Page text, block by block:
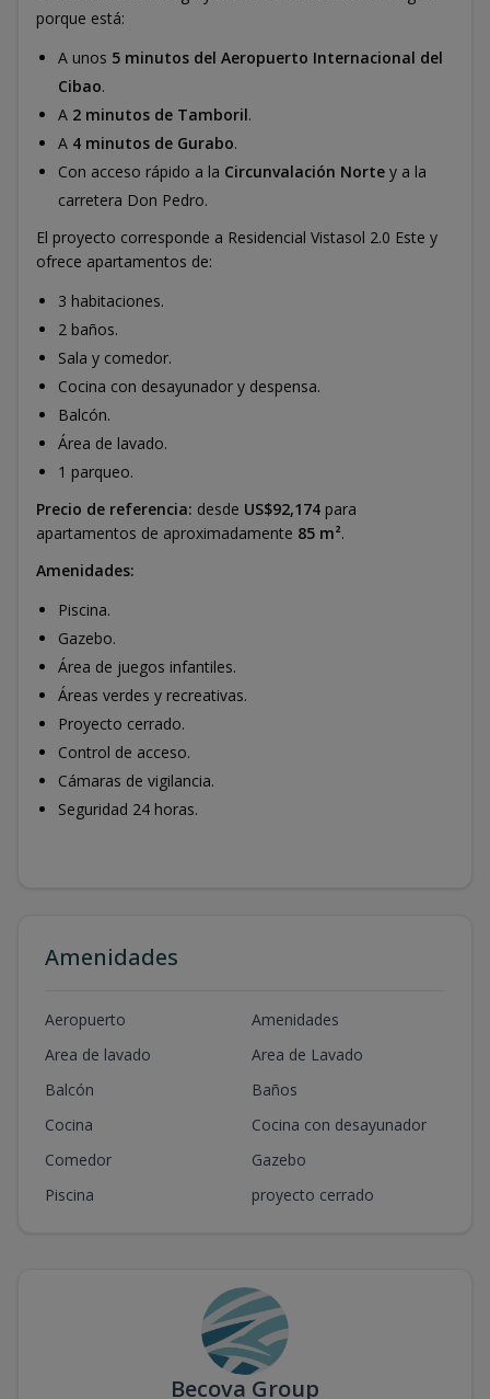
porque está:
A unos 5 minutos del Aeropuerto Internacional del
Cibao.
A 2 minutos de Tamboril.
A 4 minutos de Gurabo.
Con acceso rápido a la Circunvalación Norte y a la
carretera Don Pedro.
El proyecto corresponde a Residencial Vistasol 2.0 Este y
ofrece apartamentos de:
3 habitaciones.
2 baños.
Sala y comedor.
Cocina con desayunador y despensa.
Balcón.
Área de lavado.
1 parqueo.
Precio de referencia: desde US$92,174 para
apartamentos de aproximadamente 85 m².
Amenidades:
Piscina.
Gazebo.
Área de juegos infantiles.
Áreas verdes y recreativas.
Proyecto cerrado.
Control de acceso.
Cámaras de vigilancia.
Seguridad 24 horas.
Amenidades
Aeropuerto
Amenidades
Area de lavado
Area de Lavado
Balcón
Baños
Cocina
Cocina con desayunador
Comedor
Gazebo
Piscina
proyecto cerrado
Becova Group